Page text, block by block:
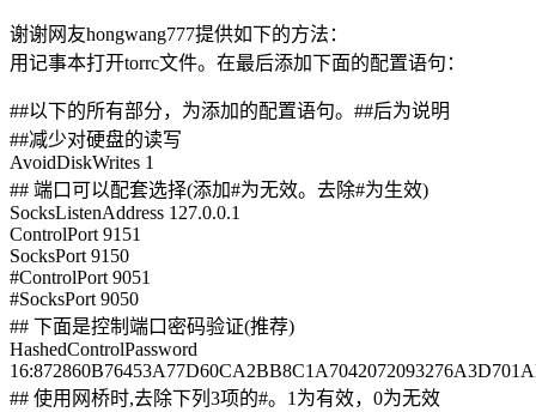
谢谢网友hongwang777提供如下的方法：
用记事本打开torrc文件。在最后添加下面的配置语句：
##以下的所有部分，为添加的配置语句。##后为说明
##减少对硬盘的读写
AvoidDiskWrites 1
## 端口可以配套选择(添加#为无效。去除#为生效)
SocksListenAddress 127.0.0.1
ControlPort 9151
SocksPort 9150
#ControlPort 9051
#SocksPort 9050
## 下面是控制端口密码验证(推荐)
HashedControlPassword
## 使用网桥时,去除下列3项的#。1为有效，0为无效